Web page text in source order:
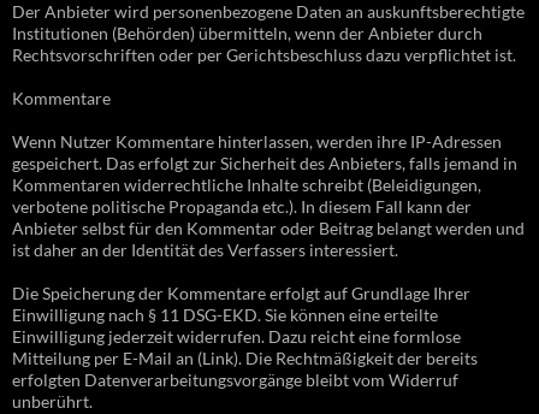
Der Anbieter wird personenbezogene Daten an auskunftsberechtigte
Institutionen (Behörden) übermitteln, wenn der Anbieter durch
Rechtsvorschriften oder per Gerichtsbeschluss dazu verpflichtet ist.
Kommentare
Wenn Nutzer Kommentare hinterlassen, werden ihre IP-Adressen
gespeichert. Das erfolgt zur Sicherheit des Anbieters, falls jemand in
Kommentaren widerrechtliche Inhalte schreibt (Beleidigungen,
verbotene politische Propaganda etc.). In diesem Fall kann der
Anbieter selbst für den Kommentar oder Beitrag belangt werden und
ist daher an der Identität des Verfassers interessiert.
Die Speicherung der Kommentare erfolgt auf Grundlage Ihrer
Einwilligung nach § 11 DSG-EKD. Sie können eine erteilte
Einwilligung jederzeit widerrufen. Dazu reicht eine formlose
Mitteilung per E-Mail an (Link). Die Rechtmäßigkeit der bereits
erfolgten Datenverarbeitungsvorgänge bleibt vom Widerruf
unberührt.